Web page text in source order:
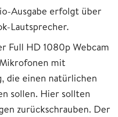
Ausgabe erfolgt über
Lautsprecher.
Full HD 1080p Webcam
mit
die einen natürlichen
sollen. Hier sollten
zurückschrauben. Der